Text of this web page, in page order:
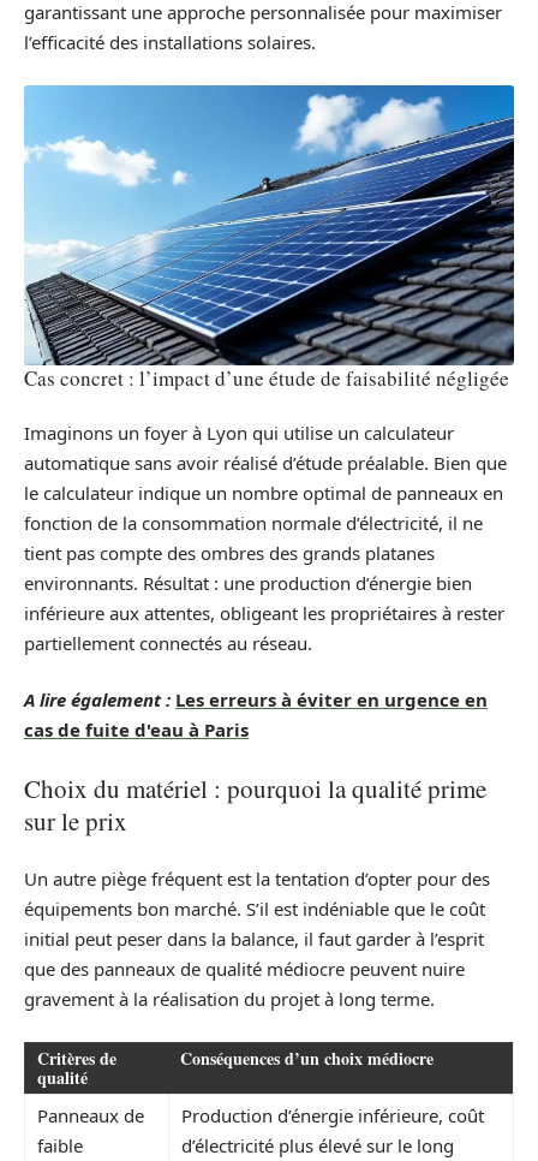
garantissant une approche personnalisée pour maximiser
l’efficacité des installations solaires.
Cas concret : l’impact d’une étude de faisabilité négligée
Imaginons un foyer à Lyon qui utilise un calculateur
automatique sans avoir réalisé d’étude préalable. Bien que
le calculateur indique un nombre optimal de panneaux en
fonction de la consommation normale d’électricité, il ne
tient pas compte des ombres des grands platanes
environnants. Résultat : une production d’énergie bien
inférieure aux attentes, obligeant les propriétaires à rester
partiellement connectés au réseau.
A lire également : Les erreurs à éviter en urgence en
cas de fuite d'eau à Paris
Choix du matériel : pourquoi la qualité prime
sur le prix
Un autre piège fréquent est la tentation d’opter pour des
équipements bon marché. S’il est indéniable que le coût
initial peut peser dans la balance, il faut garder à l’esprit
que des panneaux de qualité médiocre peuvent nuire
gravement à la réalisation du projet à long terme.
Critères de
qualité
Conséquences d’un choix médiocre
Panneaux de
faible
Production d’énergie inférieure, coût
d’électricité plus élevé sur le long